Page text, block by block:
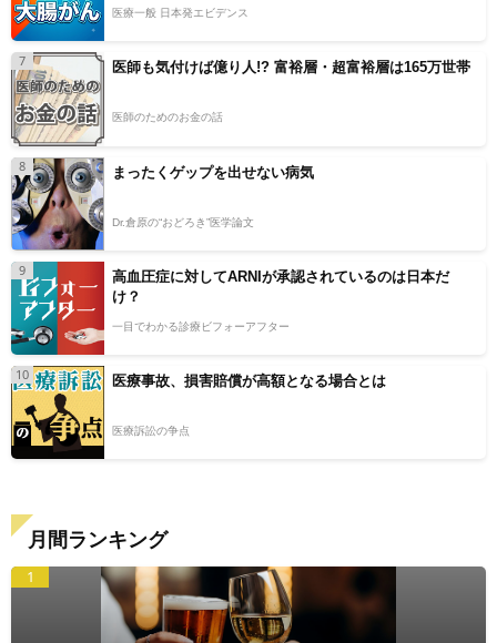
医療一般 日本発エビデンス
7 医師も気付けば億り人!? 富裕層・超富裕層は165万世帯
医師のためのお金の話
8 まったくゲップを出せない病気
Dr.倉原の“おどろき”医学論文
9
高血圧症に対してARNIが承認されているのは日本だ
け？
一目でわかる診療ビフォーアフター
10 医療事故、損害賠償が高額となる場合とは
医療訴訟の争点
月間ランキング
1